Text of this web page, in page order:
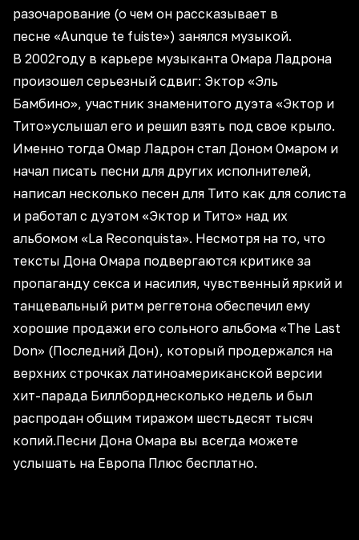
разочарование (о чем он рассказывает в
песне «Aunque te fuiste») занялся музыкой.
В 2002году в карьере музыканта Омара Ладрона
произошел серьезный сдвиг: Эктор «Эль
Бамбино», участник знаменитого дуэта «Эктор и
Тито»услышал его и решил взять под свое крыло.
Именно тогда Омар Ладрон стал Доном Омаром и
начал писать песни для других исполнителей,
написал несколько песен для Тито как для солиста
и работал с дуэтом «Эктор и Тито» над их
альбомом «La Reconquista». Несмотря на то, что
тексты Дона Омара подвергаются критике за
пропаганду секса и насилия, чувственный яркий и
танцевальный ритм реггетона обеспечил ему
хорошие продажи его сольного альбома «The Last
Don» (Последний Дон), который продержался на
верхних строчках латиноамериканской версии
хит-парада Биллборднесколько недель и был
распродан общим тиражом шестьдесят тысяч
копий.Песни Дона Омара вы всегда можете
услышать на Европа Плюс бесплатно.